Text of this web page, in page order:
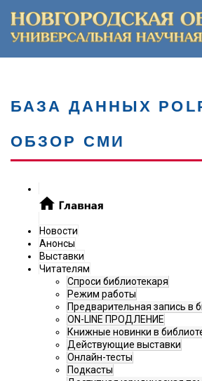
БАЗА ДАННЫХ
ОБЗОР СМИ
Новости
Анонсы
Выставки
Читателям
Спроси библиотекаря
Режим работы
Предварительная запись в
ON-LINE ПРОДЛЕНИЕ
Книжные новинки в
Действующие выставки
Онлайн-тесты
Подкасты